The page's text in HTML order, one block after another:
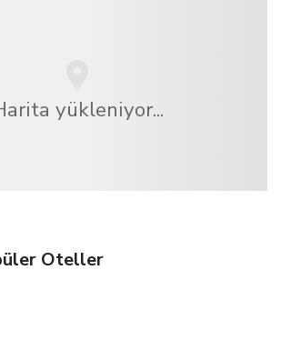
yükleniyor...
Oteller